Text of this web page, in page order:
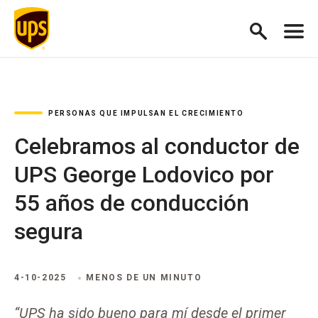
PERSONAS QUE IMPULSAN EL CRECIMIENTO
Celebramos al conductor de
UPS George Lodovico por
55 años de conducción
segura
4-10-2025 MENOS DE UN MINUTO
“UPS ha sido bueno para mí desde el primer